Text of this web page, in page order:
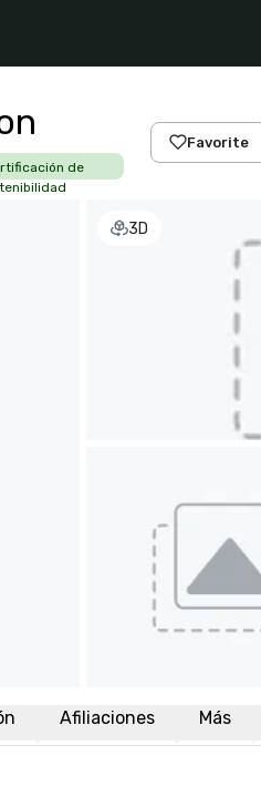
de
Favorite
3D
Afiliaciones Más